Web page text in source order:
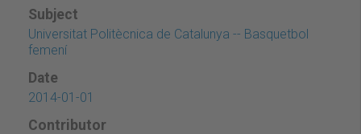
Subject
Universitat Politècnica de Catalunya -- Basquetbol
femení
Date
2014-01-01
Contributor